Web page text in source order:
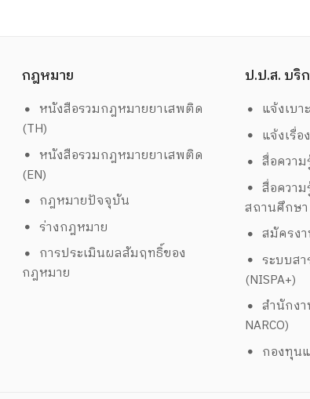
กฎหมาย
หนังสือรวมกฎหมายยาเสพติด
(TH)
หนังสือรวมกฎหมายยาเสพติด
(EN)
กฎหมายปัจจุบัน
ร่างกฎหมาย
การประเมินผลสัมฤทธิ์ของ
กฎหมาย
ป.ป.ส. บริ
แจ้งเบ
แจ้งเรื่
สื่อควา
สื่อควา
สถานศึกษา
สมัครง
ระบบส
(NISPA+)
สำนักงา
NARCO)
กองทุน